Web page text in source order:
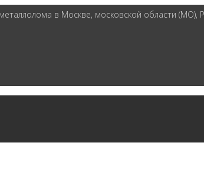
в Москве, московской области (МО),